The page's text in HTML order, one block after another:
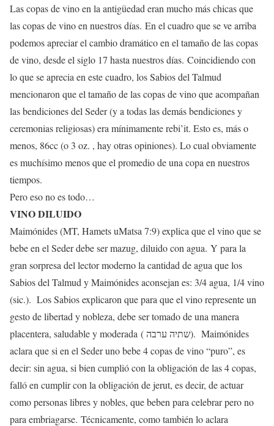
Las copas de vino en la antigüedad eran mucho más chicas que
las copas de vino en nuestros días. En el cuadro que se ve arriba
podemos apreciar el cambio dramático en el tamaño de las copas
de vino, desde el siglo 17 hasta nuestros días. Coincidiendo con
lo que se aprecia en este cuadro, los Sabios del Talmud
mencionaron que el tamaño de las copas de vino que acompañan
las bendiciones del Seder (y a todas las demás bendiciones y
ceremonias religiosas) era mínimamente rebi’it. Esto es, más o
menos, 86cc (o 3 oz. , hay otras opiniones). Lo cual obviamente
es muchísimo menos que el promedio de una copa en nuestros
tiempos.
Pero eso no es todo…
VINO DILUIDO
Maimónides (MT, Hamets uMatsa 7:9) explica que el vino que se
bebe en el Seder debe ser mazug, diluido con agua. Y para la
gran sorpresa del lector moderno la cantidad de agua que los
Sabios del Talmud y Maimónides aconsejan es: 3/4 agua, 1/4 vino
(sic.). Los Sabios explicaron que para que el vino represente un
gesto de libertad y nobleza, debe ser tomado de una manera
placentera, saludable y moderada ( שתיה ערבה). Maimónides
aclara que si en el Seder uno bebe 4 copas de vino “puro”, es
decir: sin agua, si bien cumplió con la obligación de las 4 copas,
falló en cumplir con la obligación de jerut, es decir, de actuar
como personas libres y nobles, que beben para celebrar pero no
para embriagarse. Técnicamente, como también lo aclara